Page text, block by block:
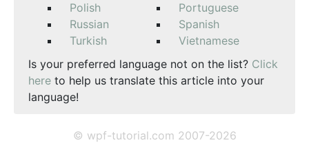
Polish
Portuguese
Russian
Spanish
Turkish
Vietnamese
Is your preferred language not on the list? Click
here to help us translate this article into your
language!
© wpf-tutorial.com 2007-2026